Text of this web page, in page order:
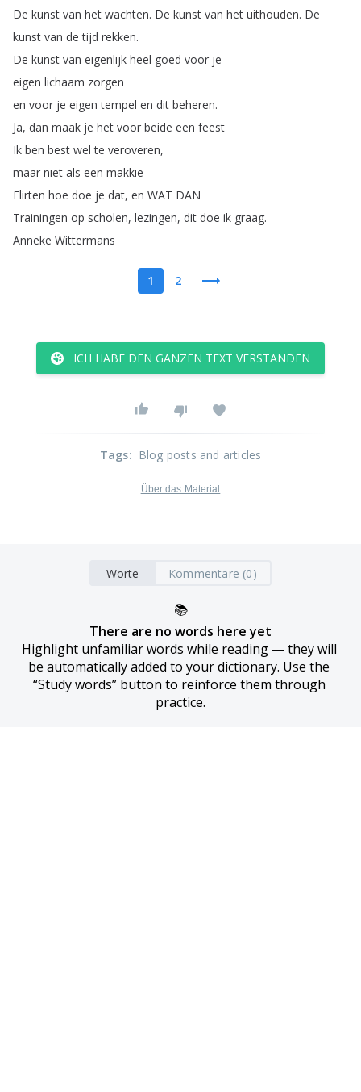
De kunst van het wachten. De kunst van het uithouden. De
kunst van de tijd rekken.
De kunst van eigenlijk heel goed voor je
eigen lichaam zorgen
en voor je eigen tempel en dit beheren.
Ja, dan maak je het voor beide een feest
Ik ben best wel te veroveren,
maar niet als een makkie
Flirten hoe doe je dat, en WAT DAN
Trainingen op scholen, lezingen, dit doe ik graag.
Anneke Wittermans
1 2
ICH HABE DEN GANZEN TEXT VERSTANDEN
Tags: Blog posts and articles
Über das Material
Worte Kommentare (0)
📚
There are no words here yet
Highlight unfamiliar words while reading — they will
be automatically added to your dictionary. Use the
“Study words” button to reinforce them through
practice.